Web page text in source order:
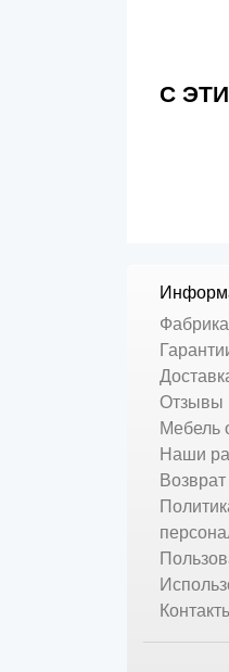
С
Отзывы
Мебель
Наши
Возврат